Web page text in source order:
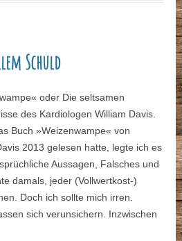
Schuld
oder Die seltsamen
des Kardiologen William Davis.
Buch »Weizenwampe« von
2013 gelesen hatte, legte ich es
Aussagen, Falsches und
damals, jeder (Vollwertkost-)
Doch ich sollte mich irren.
sich verunsichern. Inzwischen